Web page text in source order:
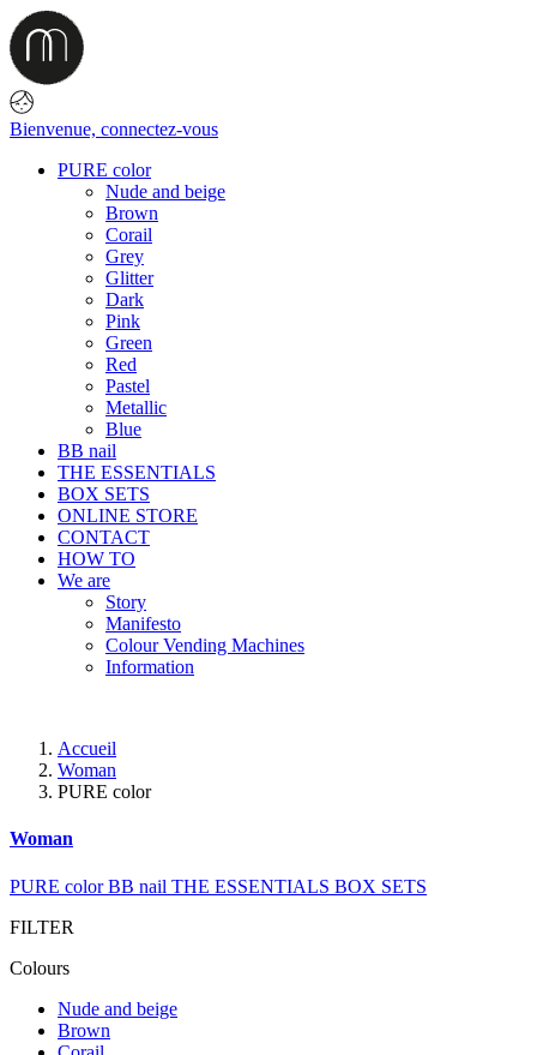
Bienvenue, connectez-vous
PURE color
Nude and beige
Brown
Corail
Grey
Glitter
Dark
Pink
Green
Red
Pastel
Metallic
Blue
BB nail
THE ESSENTIALS
BOX SETS
ONLINE STORE
CONTACT
HOW TO
We are
Story
Manifesto
Colour Vending Machines
Information
Accueil
Woman
PURE color
Woman
PURE color BB nail THE ESSENTIALS BOX SETS
FILTER
Colours
Nude and beige
Brown